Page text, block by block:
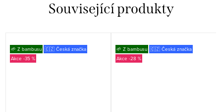
Související produkty
🌱 Z bambusu 🇨🇿 Česká značka
-35 %
🌱 Z bambusu 🇨🇿 Česká značka
-28 %